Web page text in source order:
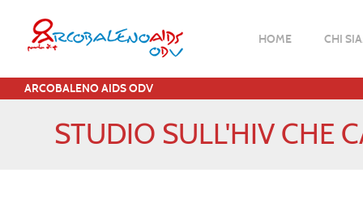
HOME CHI
ARCOBALENO AIDS ODV
STUDIO SULL'HIV CHE